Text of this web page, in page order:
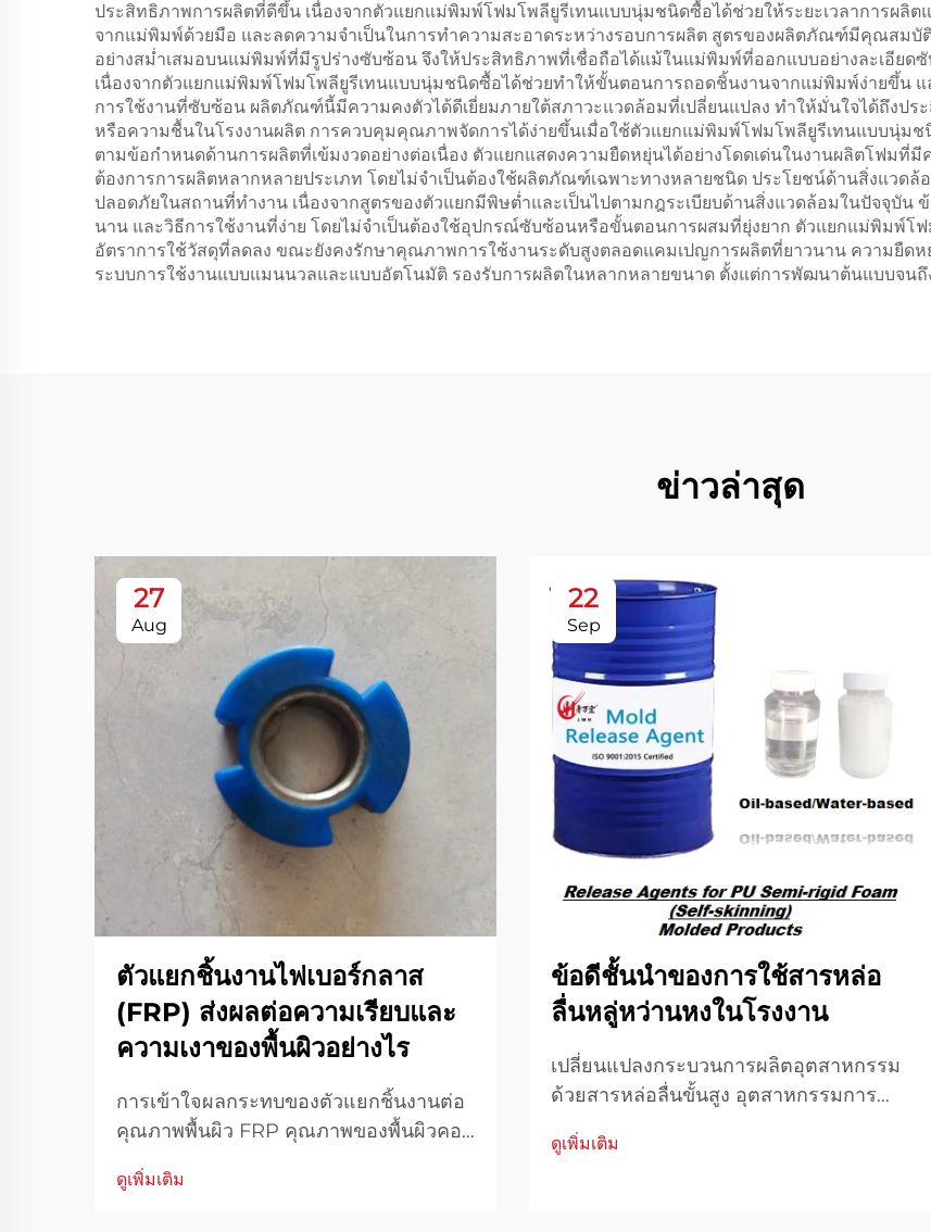
ประสิทธิภาพการผลิตที่ดีขึ้น เนื่องจากตัวแยกแม่พิมพ์โฟมโพลียูรีเทนแบบนุ่มชนิดซื้อได้ช่วยให้ระยะเวลาการผลิ
จากแม่พิมพ์ด้วยมือ และลดความจำเป็นในการทำความสะอาดระหว่างรอบการผลิต สูตรของผลิตภัณฑ์มีคุณสมบั
อย่างสม่ำเสมอบนแม่พิมพ์ที่มีรูปร่างซับซ้อน จึงให้ประสิทธิภาพที่เชื่อถือได้แม้ในแม่พิมพ์ที่ออกแบบอย่างละเอียด
เนื่องจากตัวแยกแม่พิมพ์โฟมโพลียูรีเทนแบบนุ่มชนิดซื้อได้ช่วยทำให้ขั้นตอนการถอดชิ้นงานจากแม่พิมพ์ง่ายขึ้น แ
การใช้งานที่ซับซ้อน ผลิตภัณฑ์นี้มีความคงตัวได้ดีเยี่ยมภายใต้สภาวะแวดล้อมที่เปลี่ยนแปลง ทำให้มั่นใจได้ถึงป
หรือความชื้นในโรงงานผลิต การควบคุมคุณภาพจัดการได้ง่ายขึ้นเมื่อใช้ตัวแยกแม่พิมพ์โฟมโพลียูรีเทนแบบนุ่ม
ตามข้อกำหนดด้านการผลิตที่เข้มงวดอย่างต่อเนื่อง ตัวแยกแสดงความยืดหยุ่นได้อย่างโดดเด่นในงานผลิตโฟม
ต้องการการผลิตหลากหลายประเภท โดยไม่จำเป็นต้องใช้ผลิตภัณฑ์เฉพาะทางหลายชนิด ประโยชน์ด้านสิ่งแวด
ปลอดภัยในสถานที่ทำงาน เนื่องจากสูตรของตัวแยกมีพิษต่ำและเป็นไปตามกฎระเบียบด้านสิ่งแวดล้อมในปัจจุบัน
นาน และวิธีการใช้งานที่ง่าย โดยไม่จำเป็นต้องใช้อุปกรณ์ซับซ้อนหรือขั้นตอนการผสมที่ยุ่งยาก ตัวแยกแม่พิมพ์
อัตราการใช้วัสดุที่ลดลง ขณะยังคงรักษาคุณภาพการใช้งานระดับสูงตลอดแคมเปญการผลิตที่ยาวนาน ความยืดห
ระบบการใช้งานแบบแมนนวลและแบบอัตโนมัติ รองรับการผลิตในหลากหลายขนาด ตั้งแต่การพัฒนาต้นแบบจนถึ
ข่าวล่าสุด
27
Aug
ตัวแยกชิ้นงานไฟเบอร์กลาส
(FRP) ส่งผลต่อความเรียบและ
ความเงาของพื้นผิวอย่างไร
การเข้าใจผลกระทบของตัวแยกชิ้นงานต่อ
คุณภาพพื้นผิว FRP คุณภาพของพื้นผิวคอม
บทบาทสำคัญทั้งในด้านความสวยงามและ
ดูเพิ่มเติม
22
Sep
ข้อดีชั้นนำของการใช้สารหล่อ
ลื่นหลู่หว่านหงในโรงงาน
เปลี่ยนแปลงกระบวนการผลิตอุตสาหกรรม
ด้วยสารหล่อลื่นขั้นสูง อุตสาหกรรมการ
เนื่องเพื่อยกระดับประสิทธิภาพการผลิตและ
ดูเพิ่มเติม